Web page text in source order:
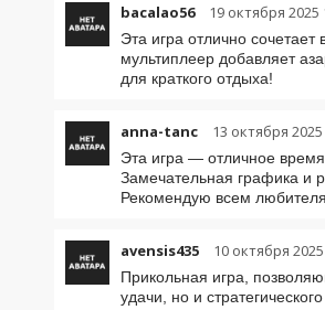
bacalao56 19 октября 2025
Эта игра отлично
мультиплеер добавляет
для краткого отдыха!
anna-tanc 13 октября 2025
Эта игра — отличное
Замечательная графика и
Рекомендую всем
avensis435 10 октября
Прикольная игра,
удачи, но и